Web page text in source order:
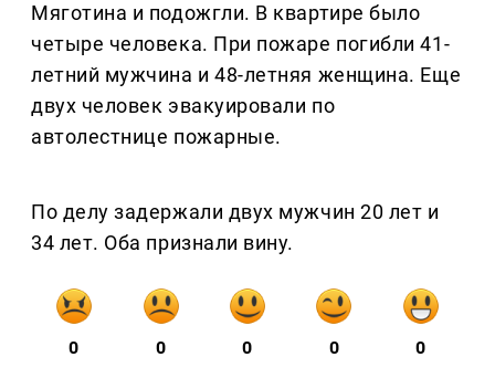
Мяготина и подожгли. В квартире было
четыре человека. При пожаре погибли 41-
летний мужчина и 48-летняя женщина. Еще
двух человек эвакуировали по
автолестнице пожарные.
По делу задержали двух мужчин 20 лет и
34 лет. Оба признали вину.
0 0 0 0 0